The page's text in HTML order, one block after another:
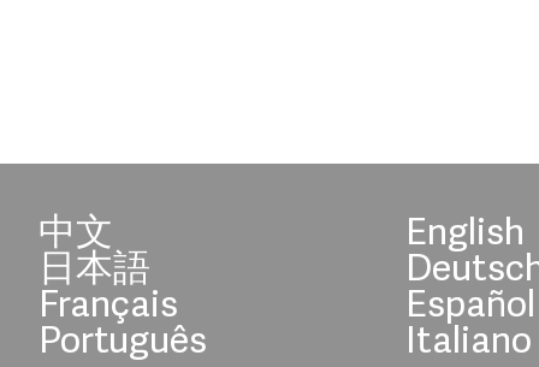
中文 English
日本語
Français Español
Português Italiano